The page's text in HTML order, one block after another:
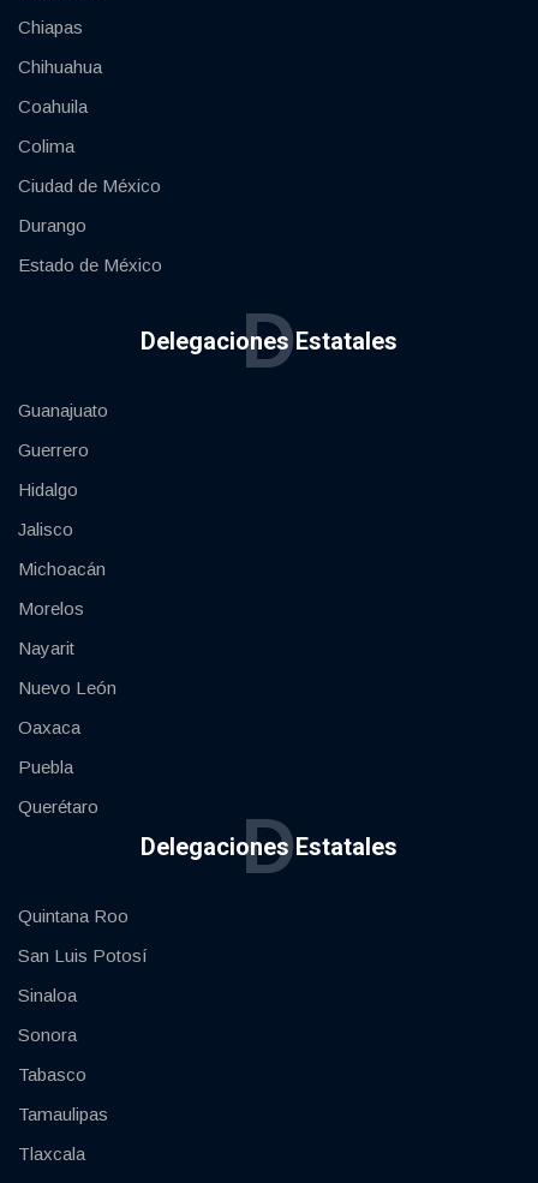
Chiapas
Chihuahua
Coahuila
Colima
Ciudad de México
Durango
Estado de México
Delegaciones Estatales
D
Guanajuato
Guerrero
Hidalgo
Jalisco
Michoacán
Morelos
Nayarit
Nuevo León
Oaxaca
Puebla
Querétaro
Delegaciones Estatales
D
Quintana Roo
San Luis Potosí
Sinaloa
Sonora
Tabasco
Tamaulipas
Tlaxcala